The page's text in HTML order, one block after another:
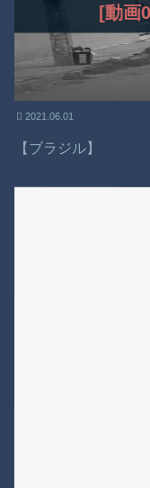
[動画
2021.06.01
【ブラジル】